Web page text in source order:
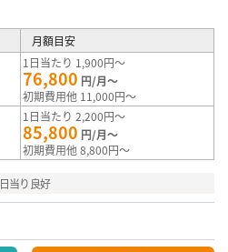
月額目安
1日当たり 1,900円～
76,800 円/月～
初期費用他 11,000円～
1日当たり 2,200円～
85,800 円/月～
初期費用他 8,800円～
日当り良好